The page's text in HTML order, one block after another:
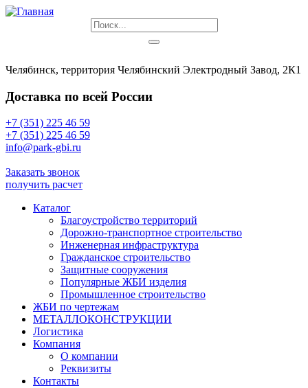
Челябинск, территория Челябинский Электродный Завод, 2К1
Доставка по всей России
+7 (351) 225 46 59
+7 (351) 225 46 59
info@park-gbi.ru
Заказать звонок
получить расчет
Каталог
Благоустройство территорий
Дорожно-транспортное строительство
Инженерная инфраструктура
Гражданское строительство
Защитные сооружения
Популярные ЖБИ изделия
Промышленное строительство
ЖБИ по чертежам
МЕТАЛЛОКОНСТРУКЦИИ
Логистика
Компания
О компании
Реквизиты
Контакты